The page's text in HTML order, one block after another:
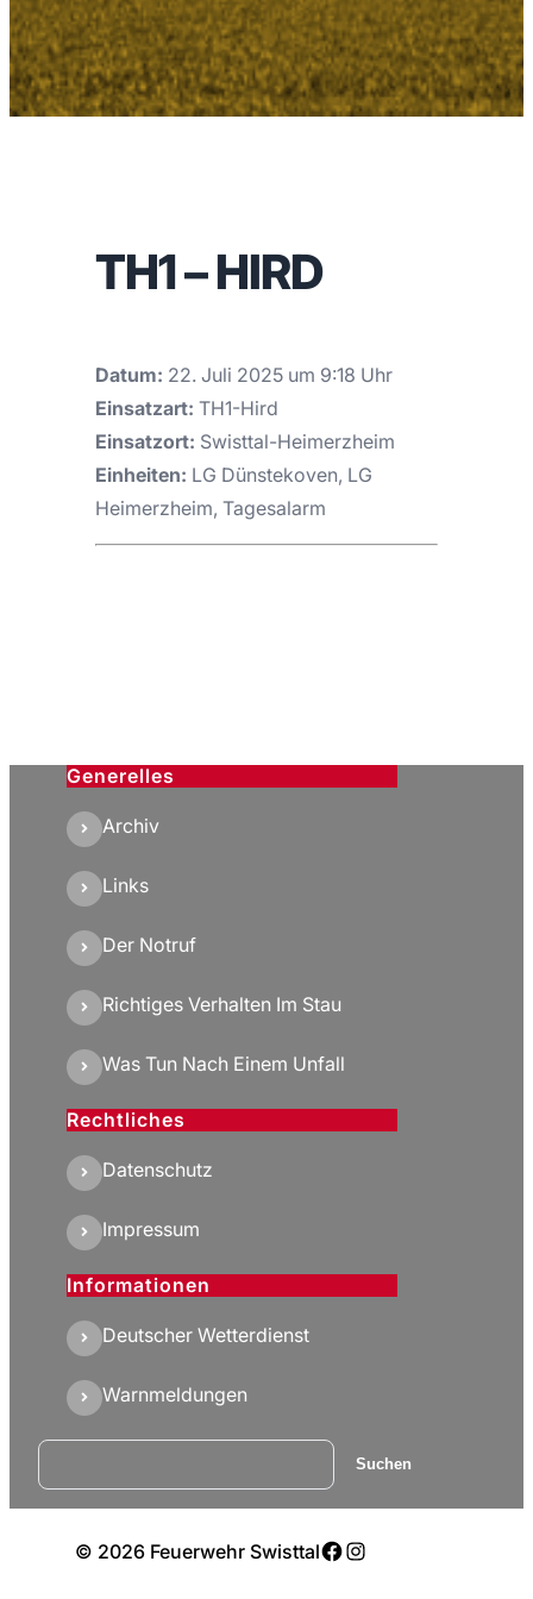
TH1 – HIRD
Datum: 22. Juli 2025 um 9:18 Uhr
Einsatzart: TH1-Hird
Einsatzort: Swisttal-Heimerzheim
Einheiten: LG Dünstekoven, LG
Heimerzheim, Tagesalarm
Generelles
Archiv
Links
Der Notruf
Richtiges Verhalten Im Stau
Was Tun Nach Einem Unfall
Rechtliches
Datenschutz
Impressum
Informationen
Deutscher Wetterdienst
Warnmeldungen
Suchen Suchen
© 2026 Feuerwehr SwisttalFacebook
Instagram